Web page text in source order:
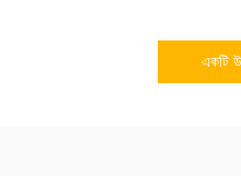
একটি